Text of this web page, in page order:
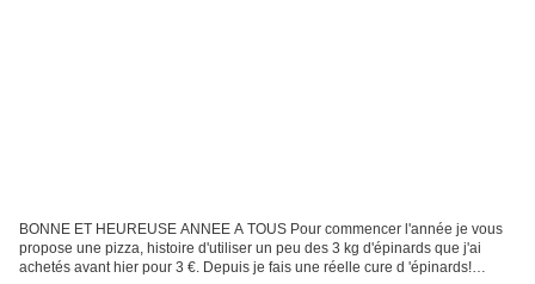
BONNE ET HEUREUSE ANNEE A TOUS Pour commencer l'année je vous
propose une pizza, histoire d'utiliser un peu des 3 kg d'épinards que j'ai
achetés avant hier pour 3 €. Depuis je fais une réelle cure d 'épinards!